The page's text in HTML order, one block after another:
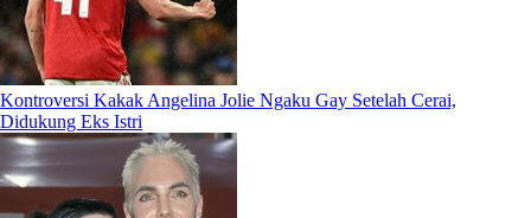
Kontroversi Kakak Angelina Jolie Ngaku Gay Setelah Cerai,
Didukung Eks Istri